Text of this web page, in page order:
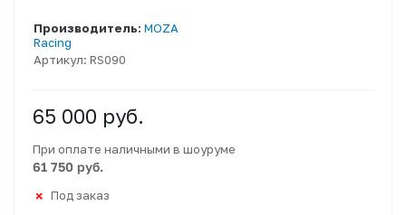
Артикул: RS090
Производитель: MOZA
Racing
65 000 руб.
При оплате наличными в шоуруме
61 750 руб.
Под заказ